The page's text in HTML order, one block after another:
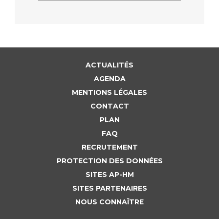
ACTUALITÉS
AGENDA
MENTIONS LÉGALES
CONTACT
PLAN
FAQ
RECRUTEMENT
PROTECTION DES DONNÉES
SITES AP-HM
SITES PARTENAIRES
NOUS CONNAÎTRE